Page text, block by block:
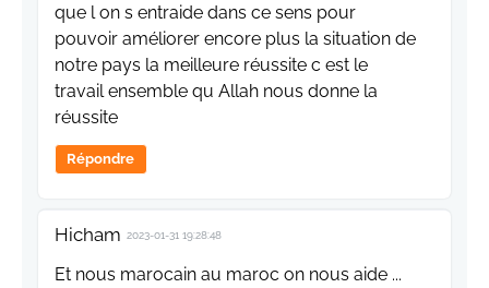
que l on s entraide dans ce sens pour
pouvoir améliorer encore plus la situation de
notre pays la meilleure réussite c est le
travail ensemble qu Allah nous donne la
réussite
Répondre
Hicham 2023-01-31 19:28:48
Et nous marocain au maroc on nous aide ...